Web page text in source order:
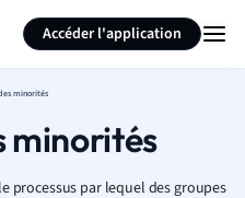
Accéder l'application
minorités
minorités
processus par lequel des groupes
Résumer la page